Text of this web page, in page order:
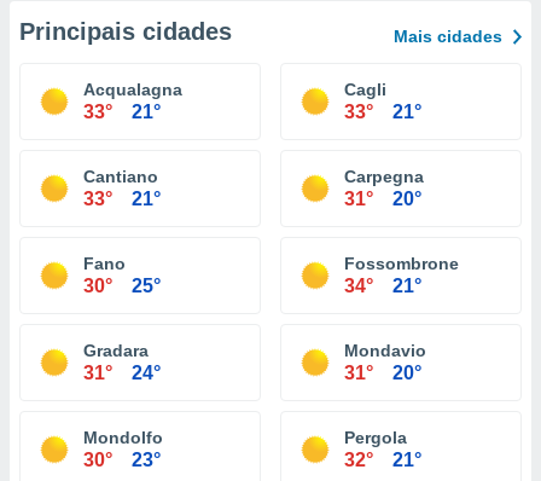
Principais cidades Mais cidades
Acqualagna
33° 21°
Cagli
33° 21°
Cantiano
33° 21°
Carpegna
31° 20°
Fano
30° 25°
Fossombrone
34° 21°
Gradara
31° 24°
Mondavio
31° 20°
Mondolfo
30° 23°
Pergola
32° 21°